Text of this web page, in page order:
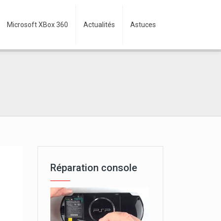
Microsoft XBox 360 Actualités Astuces
Réparation console